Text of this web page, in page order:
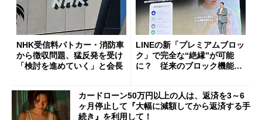
NHK受信料パトカー・消防車
から徴収問題、猛反発を受け
「検討を進めていく」と会長
LINEの新「プレミアムブロッ
ク」で完全な“絶縁”が可能
に？ 従来のブロック機能と
カードローン50万円以上の人は、返済を3～6
ヶ月停止して『大幅に減額してから返済する手
続き』を利用して！